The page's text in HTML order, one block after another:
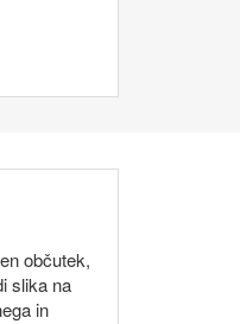
občutek,
slika na
in